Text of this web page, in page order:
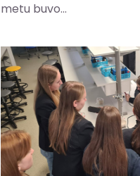
metu buvo...